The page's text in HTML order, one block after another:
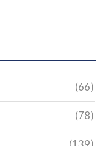
(66)
(78)